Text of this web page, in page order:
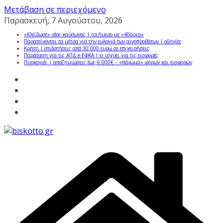
Μετάβαση σε περιεχόμενο
Παρασκευή, 7 Αυγούστου, 2026
«Κλείδωσε» νέος καύσωνας | τριήμερο με «40άρια»
Παρατείνονται τα μέτρα για την ευλογιά των αιγοπροβάτων | οδηγίες
Κρήτη | επιδοτήσεις από 30.000 ευρώ σε επιχειρήσεις
Παράταση για τις ΑΠΔ e-ΕΦΚΑ | τι ισχύει για τις εισφορές
Πυρκαγιές | αποζημιώσεις έως 6.000€ – «πάγωμα» φόρων και εισφορών